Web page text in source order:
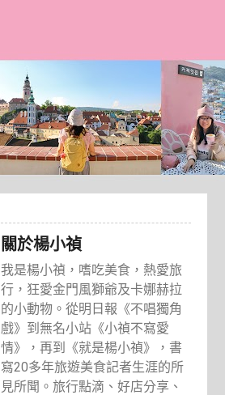
關於楊小禎
我是楊小禎，嗜吃美食，熱愛旅
行，狂愛金門風獅爺及卡娜赫拉
的小動物。從明日報《不唱獨角
戲》到無名小站《小禎不寫愛
情》，再到《就是楊小禎》，書
寫20多年旅遊美食記者生涯的所
見所聞。旅行點滴、好店分享、